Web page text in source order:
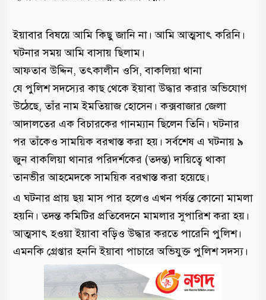
ইয়াবার বিষয়ে আমি কিছু জানি না। আমি আত্মসাৎ করিনি।
ঘটনার সময় আমি বাসায় ছিলাম।
আফতাব উদ্দিন, তৎকালীন ওসি, বাকলিয়া থানা
যে পুলিশ সদস্যের কাছ থেকে ইয়াবা উদ্ধার করার অভিযোগ
উঠেছে, তাঁর নাম ইমতিয়াজ হোসেন। কক্সবাজার জেলা
আদালতের এক বিচারকের গানম্যান ছিলেন তিনি। ঘটনার
পর তাঁকেও সাময়িক বরখাস্ত করা হয়। সর্বশেষ এ ঘটনায় ৯
জুন বাকলিয়া থানার পরিদর্শকের (তদন্ত) দায়িত্বে থাকা
তানভীর আহমেদকে সাময়িক বরখাস্ত করা হয়েছে।
এ ঘটনার প্রায় ছয় মাস পার হলেও এখন পর্যন্ত কোনো মামলা
হয়নি। তদন্ত কমিটির প্রতিবেদনে মামলার সুপারিশ করা হয়।
আত্মসাৎ হওয়া ইয়াবা বড়িও উদ্ধার করতে পারেনি পুলিশ।
এমনকি গ্রেপ্তার হননি ইয়াবা পাচারে অভিযুক্ত পুলিশ সদস্য।